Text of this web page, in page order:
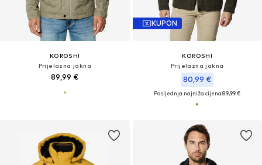
KOROSHI
Prijelazna jakna
89,99 €
KUPON
KOROSHI
Prijelazna jakna
80,99 €
Posljednja najniža cijena:89,99 €